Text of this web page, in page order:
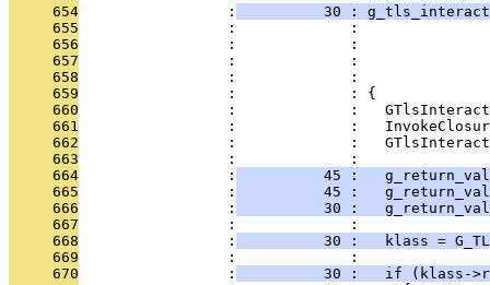
     654
                 :
30 :
     655
:             :
     656
:             :
     657
:             :
     658
:             :
     659
                 :             : {
     660
:             :
     661
:             :
     662
:             :
     663
                 :             :
     664
                 :
45 :
     665
                 :
45 :
     666
                 :
30 :
     667
                 :             :
     668
                 :
30 :   klass =
     669
                 :             :
     670
                 :
30 :   if (klass-